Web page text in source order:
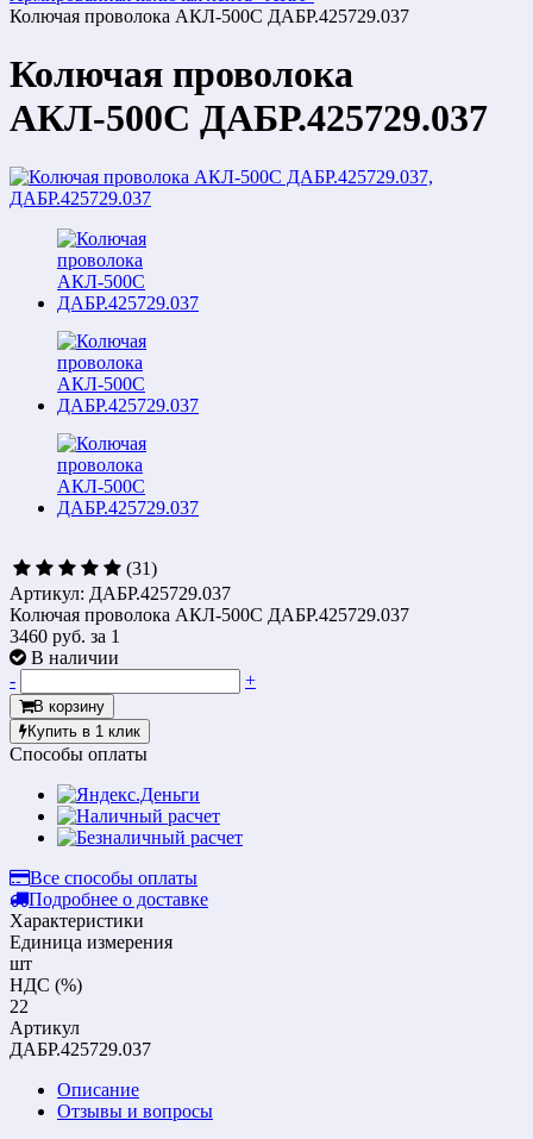
Колючая проволока АКЛ-500С ДАБР.425729.037
Колючая проволока
АКЛ-500С ДАБР.425729.037
(31)
Артикул: ДАБР.425729.037
Колючая проволока АКЛ-500С ДАБР.425729.037
3460 руб. за 1
В наличии
-
+
В корзину
Купить в 1 клик
Способы оплаты
Все способы оплаты
Подробнее о доставке
Характеристики
Единица измерения
шт
НДС (%)
22
Артикул
ДАБР.425729.037
Описание
Отзывы и вопросы